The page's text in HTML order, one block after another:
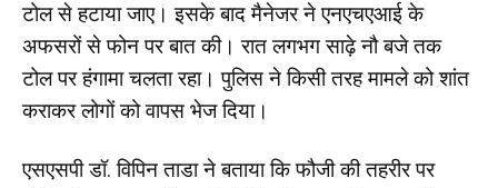
टोल से हटाया जाए। इसके बाद मैनेजर ने एनएचएआई के
अफसरों से फोन पर बात की। रात लगभग साढ़े नौ बजे तक
टोल पर हंगामा चलता रहा। पुलिस ने किसी तरह मामले को शांत
कराकर लोगों को वापस भेज दिया।
एसएसपी डॉ. विपिन ताडा ने बताया कि फौजी की तहरीर पर